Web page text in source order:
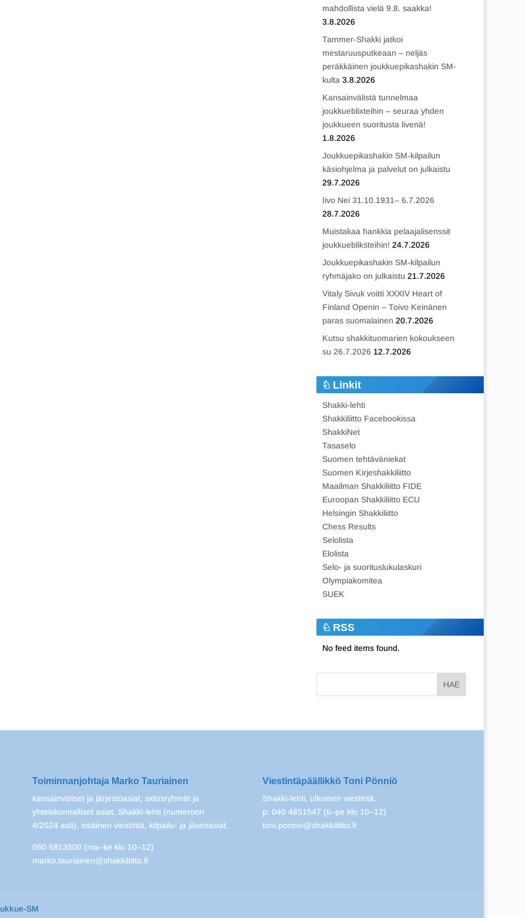
mahdollista vielä 9.8. saakka!
3.8.2026
Tammer-Shakki jatkoi
mestaruusputkeaan – neljäs
peräkkäinen joukkuepikashakin SM-
kulta 3.8.2026
Kansainvälistä tunnelmaa
joukkueblixteihin – seuraa yhden
joukkueen suoritusta livenä!
1.8.2026
Joukkuepikashakin SM-kilpailun
käsiohjelma ja palvelut on julkaistu
29.7.2026
Iivo Nei 31.10.1931– 6.7.2026
28.7.2026
Muistakaa hankkia pelaajalisenssit
joukkuebliksteihin! 24.7.2026
Joukkuepikashakin SM-kilpailun
ryhmäjako on julkaistu 21.7.2026
Vitaly Sivuk voitti XXXIV Heart of
Finland Openin – Toivo Keinänen
paras suomalainen 20.7.2026
Kutsu shakkituomarien kokoukseen
su 26.7.2026 12.7.2026
Linkit
Shakki-lehti
Shakkiliitto Facebookissa
ShakkiNet
Tasaselo
Suomen tehtäväniekat
Suomen Kirjeshakkiliitto
Maailman Shakkiliitto FIDE
Euroopan Shakkiliitto ECU
Helsingin Shakkiliitto
Chess Results
Selolista
Elolista
Selo- ja suorituslukulaskuri
Olympiakomitea
SUEK
RSS
No feed items found.
Toiminnanjohtaja Marko Tauriainen
kansainväliset ja järjestöasiat, sidosryhmät ja
yhteiskunnalliset asiat, Shakki-lehti (numeroon
4/2024 asti), sisäinen viestintä, kilpailu- ja jäsenasiat.
050 5813500 (ma–ke klo 10–12)
marko.tauriainen@shakkiliitto.fi
Viestintäpäällikkö Toni Pönniö
Shakki-lehti, ulkoinen viestintä.
p. 040 4851547 (ti–pe klo 10–12)
toni.ponnio@shakkiliitto.fi
SM